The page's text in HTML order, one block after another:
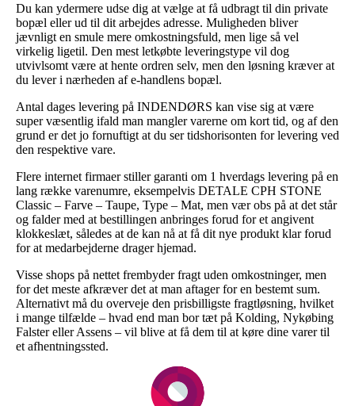
Du kan ydermere udse dig at vælge at få udbragt til din private
bopæl eller ud til dit arbejdes adresse. Muligheden bliver
jævnligt en smule mere omkostningsfuld, men lige så vel
virkelig ligetil. Den mest letkøbte leveringstype vil dog
utvivlsomt være at hente ordren selv, men den løsning kræver at
du lever i nærheden af e-handlens bopæl.
Antal dages levering på INDENDØRS kan vise sig at være
super væsentlig ifald man mangler varerne om kort tid, og af den
grund er det jo fornuftigt at du ser tidshorisonten for levering ved
den respektive vare.
Flere internet firmaer stiller garanti om 1 hverdags levering på en
lang række varenumre, eksempelvis DETALE CPH STONE
Classic – Farve – Taupe, Type – Mat, men vær obs på at det står
og falder med at bestillingen anbringes forud for et angivent
klokkeslæt, således at de kan nå at få dit nye produkt klar forud
for at medarbejderne drager hjemad.
Visse shops på nettet frembyder fragt uden omkostninger, men
for det meste afkræver det at man aftager for en bestemt sum.
Alternativt må du overveje den prisbilligste fragtløsning, hvilket
i mange tilfælde – hvad end man bor tæt på Kolding, Nykøbing
Falster eller Assens – vil blive at få dem til at køre dine varer til
et afhentningssted.